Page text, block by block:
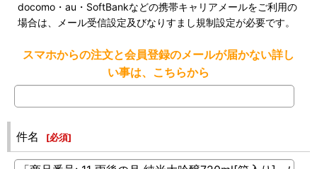
docomo・au・SoftBankなどの携帯キャリアメールをご利用の
場合は、メール受信設定及びなりすまし規制設定が必要です。
スマホからの注文と会員登録のメールが届かない詳し
い事は、こちらから
件名 [必須]